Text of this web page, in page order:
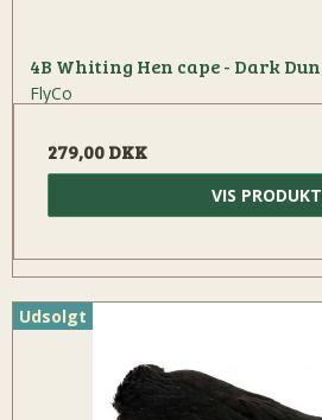
4B Whiting Hen cape - Dark Dun
FlyCo
279,00 DKK
VIS PRODUKT
Udsolgt